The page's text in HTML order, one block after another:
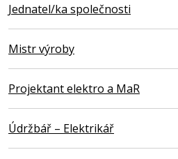
Jednatel/ka společnosti
Mistr výroby
Projektant elektro a MaR
Údržbář – Elektrikář